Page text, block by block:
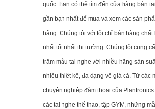
quốc. Bạn có thể tìm đến cửa hàng bán
gần bạn nhất để mua và xem các sản
hãng. Chúng tôi với tôi chỉ bán hàng chất
nhất tốt nhất thị trường. Chúng tôi cung
trăm mẫu tai nghe với nhiều hãng sản
nhiều thiết kế, đa dạng về giá cả. Từ các
chuyên nghiệp đàm thoại của Plantronics
các tai nghe thể thao, tập GYM, những